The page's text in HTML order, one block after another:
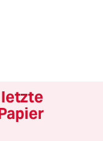
letzte